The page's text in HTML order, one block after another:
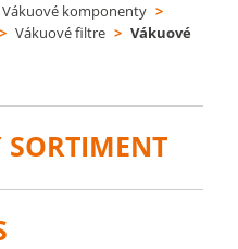
Vákuové komponenty >
> Vákuové filtre > Vákuové